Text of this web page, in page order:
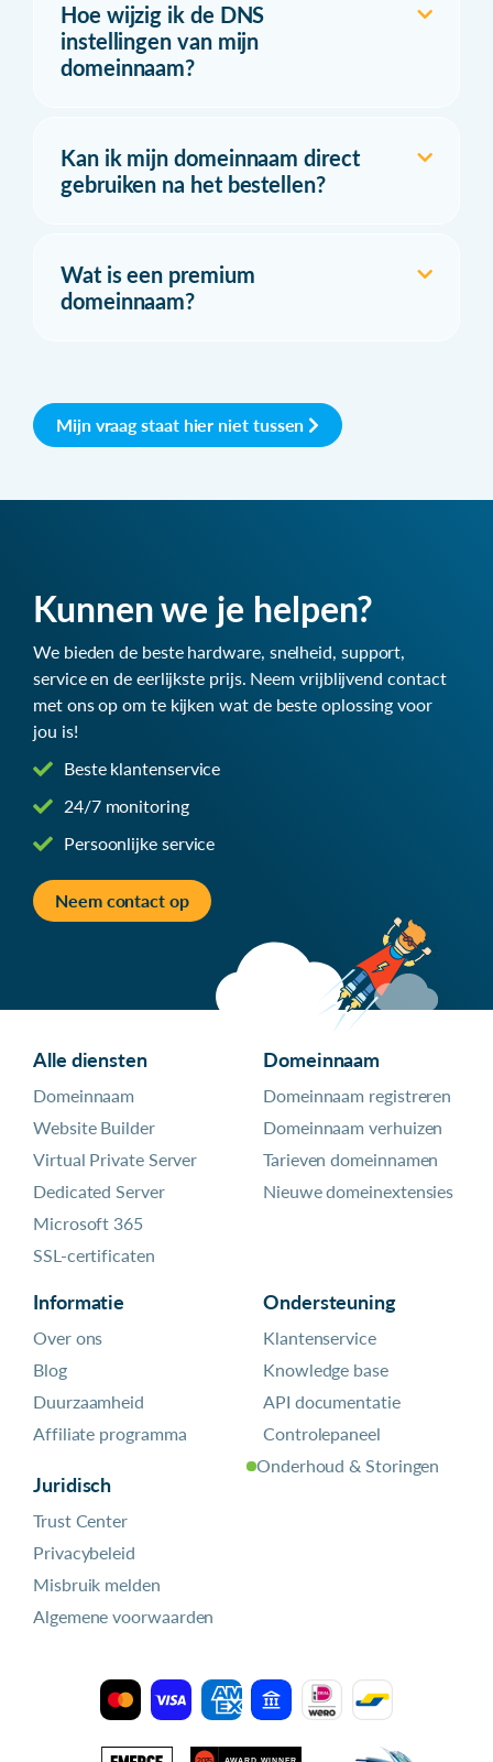
Hoe wijzig ik de DNS
instellingen van mijn
domeinnaam?
Kan ik mijn domeinnaam direct
gebruiken na het bestellen?
Wat is een premium
domeinnaam?
Mijn vraag staat hier niet tussen
Kunnen we je helpen?
We bieden de beste hardware, snelheid, support,
service en de eerlijkste prijs. Neem vrijblijvend contact
met ons op om te kijken wat de beste oplossing voor
jou is!
Beste klantenservice
24/7 monitoring
Persoonlijke service
Neem contact op
Alle diensten
Domeinnaam
Website Builder
Virtual Private Server
Dedicated Server
Microsoft 365
SSL-certificaten
Domeinnaam
Domeinnaam registreren
Domeinnaam verhuizen
Tarieven domeinnamen
Nieuwe domeinextensies
Informatie
Over ons
Blog
Duurzaamheid
Affiliate programma
Juridisch
Trust Center
Privacybeleid
Misbruik melden
Algemene voorwaarden
Ondersteuning
Klantenservice
Knowledge base
API documentatie
Controlepaneel
Onderhoud & Storingen